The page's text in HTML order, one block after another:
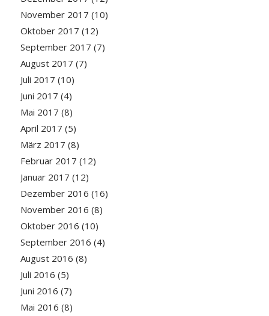
November 2017 (10)
Oktober 2017 (12)
September 2017 (7)
August 2017 (7)
Juli 2017 (10)
Juni 2017 (4)
Mai 2017 (8)
April 2017 (5)
März 2017 (8)
Februar 2017 (12)
Januar 2017 (12)
Dezember 2016 (16)
November 2016 (8)
Oktober 2016 (10)
September 2016 (4)
August 2016 (8)
Juli 2016 (5)
Juni 2016 (7)
Mai 2016 (8)